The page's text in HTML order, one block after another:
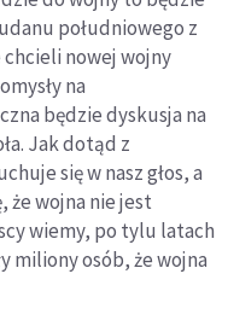
południowego z
nowej wojny
na
będzie dyskusja na
Jak dotąd z
się w nasz głos, a
że wojna nie jest
wiemy, po tylu latach
miliony osób, że wojna